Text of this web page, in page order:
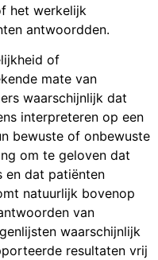
het werkelijk
antwoordden.
of
mate van
waarschijnlijk dat
interpreteren op een
bewuste of onbewuste
om te geloven dat
en dat patiënten
natuurlijk bovenop
van
waarschijnlijk
resultaten vrij